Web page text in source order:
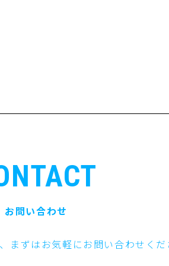
お問い合わせ
まずはお気軽にお問い合わせく